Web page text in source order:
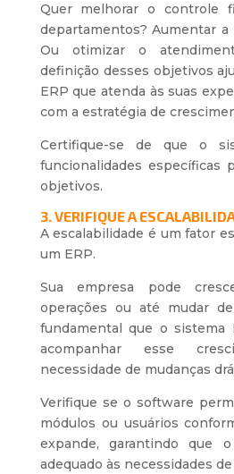
Quer melhorar o controle
departamentos? Aumentar a
Ou otimizar o
definição desses objetivos
ERP que atenda às suas
com a estratégia de
Certifique-se de que o
funcionalidades específicas
objetivos.
3. VERIFIQUE A
A escalabilidade é um fator
um ERP.
Sua empresa pode
operações ou até mudar
fundamental que o sistema
acompanhar esse
necessidade de mudanças
Verifique se o software
módulos ou usuários
expande, garantindo que
adequado às necessidades